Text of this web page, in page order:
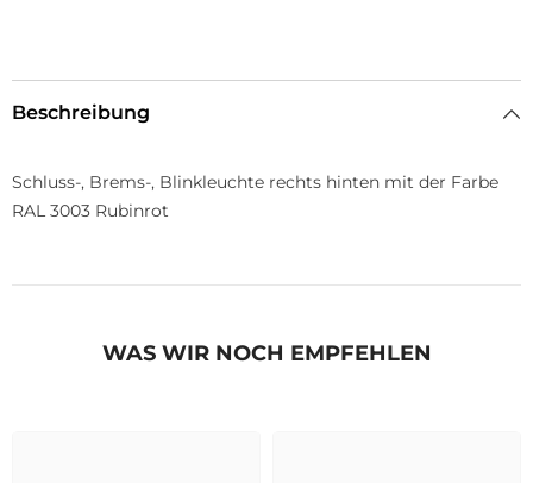
Beschreibung
Schluss-, Brems-, Blinkleuchte rechts hinten mit der Farbe
RAL 3003 Rubinrot
WAS WIR NOCH EMPFEHLEN